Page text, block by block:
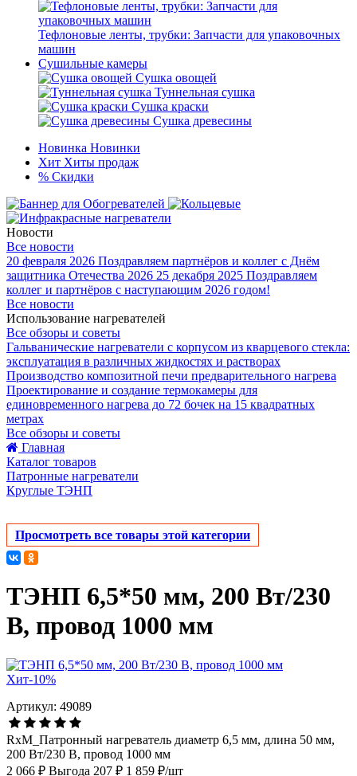
Тефлоновые ленты, трубки: Запчасти для упаковочных
машин
Сушильные камеры
Сушка овощей
Туннельная сушка
Сушка краски
Сушка древесины
Новинка Новинки
Хит Хиты продаж
% Скидки
Новости
Все новости
20 февраля 2026 Поздравляем партнёров и коллег с Днём
защитника Отечества 2026 25 декабря 2025 Поздравляем
коллег и партнёров с наступающим 2026 годом!
Все новости
Использование нагревателей
Все обзоры и советы
Гальванические нагреватели с корпусом из кварцевого стекла:
эксплуатация в различных жидкостях и растворах
Производство композитной печи предварительного нагрева
Проектирование и создание термокамеры для
единовременного нагрева до 72 бочек на 15 квадратных
метрах
Все обзоры и советы
Главная
Каталог товаров
Патронные нагреватели
Круглые ТЭНП
Просмотреть все товары этой категории
ТЭНП 6,5*50 мм, 200 Вт/230
В, провод 1000 мм
Хит-10%
Артикул: 49089
RxM_Патронный нагреватель диаметр 6,5 мм, длина 50 мм,
200 Вт/230 В, провод 1000 мм
2 066 ₽ Выгода 207 ₽ 1 859 ₽/шт